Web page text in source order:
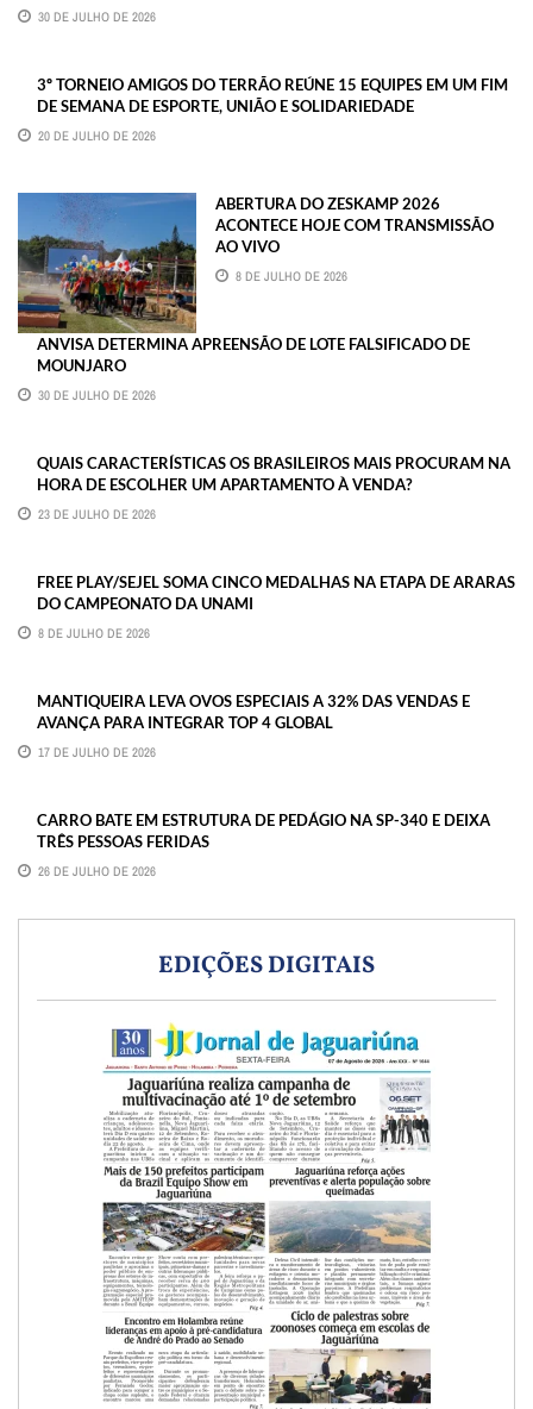
30 DE JULHO DE 2026
3º TORNEIO AMIGOS DO TERRÃO REÚNE 15 EQUIPES EM UM FIM
DE SEMANA DE ESPORTE, UNIÃO E SOLIDARIEDADE
20 DE JULHO DE 2026
ABERTURA DO ZESKAMP 2026
ACONTECE HOJE COM TRANSMISSÃO
AO VIVO
8 DE JULHO DE 2026
ANVISA DETERMINA APREENSÃO DE LOTE FALSIFICADO DE
MOUNJARO
30 DE JULHO DE 2026
QUAIS CARACTERÍSTICAS OS BRASILEIROS MAIS PROCURAM NA
HORA DE ESCOLHER UM APARTAMENTO À VENDA?
23 DE JULHO DE 2026
FREE PLAY/SEJEL SOMA CINCO MEDALHAS NA ETAPA DE ARARAS
DO CAMPEONATO DA UNAMI
8 DE JULHO DE 2026
MANTIQUEIRA LEVA OVOS ESPECIAIS A 32% DAS VENDAS E
AVANÇA PARA INTEGRAR TOP 4 GLOBAL
17 DE JULHO DE 2026
CARRO BATE EM ESTRUTURA DE PEDÁGIO NA SP-340 E DEIXA
TRÊS PESSOAS FERIDAS
26 DE JULHO DE 2026
EDIÇÕES DIGITAIS